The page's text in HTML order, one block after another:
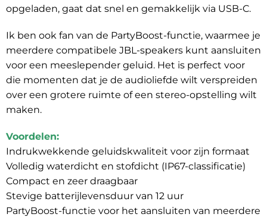
opgeladen, gaat dat snel en gemakkelijk via USB-C.
Ik ben ook fan van de PartyBoost-functie, waarmee je
meerdere compatibele JBL-speakers kunt aansluiten
voor een meeslepender geluid. Het is perfect voor
die momenten dat je de audioliefde wilt verspreiden
over een grotere ruimte of een stereo-opstelling wilt
maken.
Voordelen:
Indrukwekkende geluidskwaliteit voor zijn formaat
Volledig waterdicht en stofdicht (IP67-classificatie)
Compact en zeer draagbaar
Stevige batterijlevensduur van 12 uur
PartyBoost-functie voor het aansluiten van meerdere